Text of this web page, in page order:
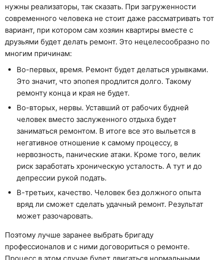
нужны реализаторы, так сказать. При загруженности
современного человека не стоит даже рассматривать тот
вариант, при котором сам хозяин квартиры вместе с
друзьями будет делать ремонт. Это нецелесообразно по
многим причинам:
Во-первых, время. Ремонт будет делаться урывками.
Это значит, что эпопея продлится долго. Такому
ремонту конца и края не будет.
Во-вторых, нервы. Уставший от рабочих будней
человек вместо заслуженного отдыха будет
заниматься ремонтом. В итоге все это выльется в
негативное отношение к самому процессу, в
нервозность, панические атаки. Кроме того, велик
риск заработать хроническую усталость. А тут и до
депрессии рукой подать.
В-третьих, качество. Человек без должного опыта
вряд ли сможет сделать удачный ремонт. Результат
может разочаровать.
Поэтому лучше заранее выбрать бригаду
профессионалов и с ними договориться о ремонте.